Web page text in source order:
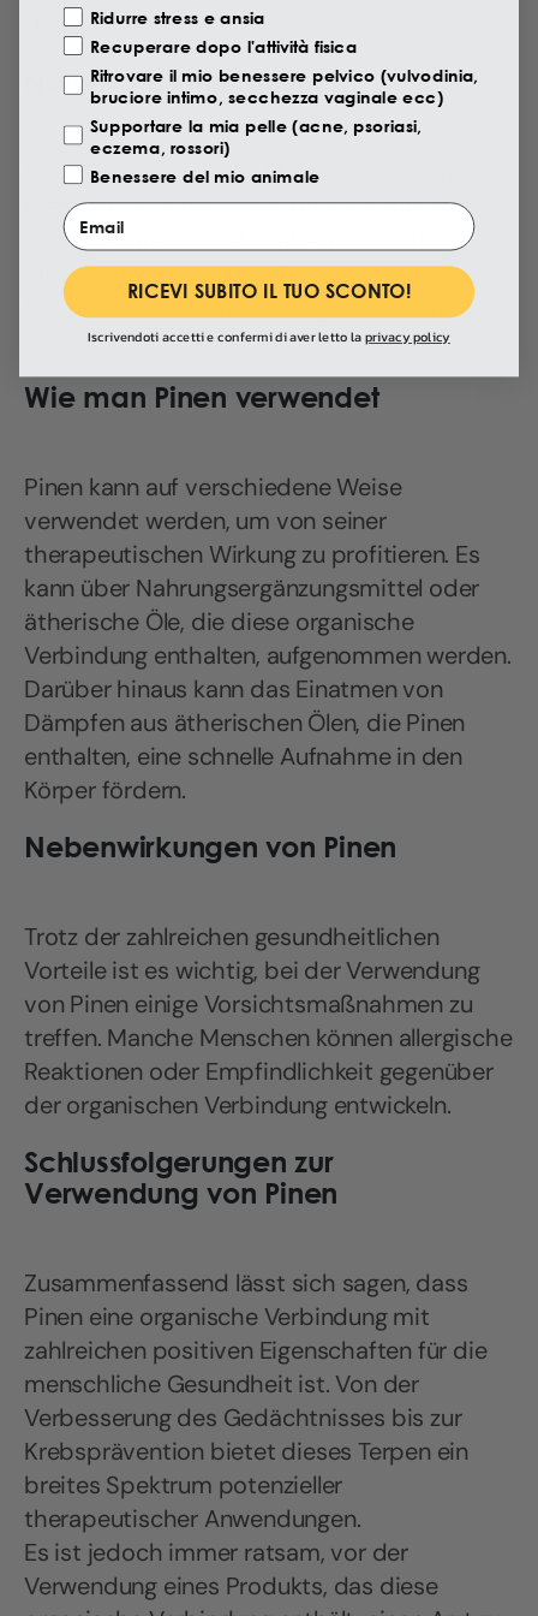
Untersuchungen erforderlich.
Natürliche Pinenquellen
Pinen kommt in vielen Pflanzen vor, darunter
Kiefer, Eukalyptus, Minze und Rosmarin. Aus
diesen Pflanzen wird häufig ätherisches
Pinenöl gewonnen, das für verschiedene
therapeutische Zwecke eingesetzt werden
Wie man Pinen verwendet
Pinen kann auf verschiedene Weise
verwendet werden, um von seiner
therapeutischen Wirkung zu profitieren. Es
kann über Nahrungsergänzungsmittel oder
ätherische Öle, die diese organische
Verbindung enthalten, aufgenommen werden.
Darüber hinaus kann das Einatmen von
Dämpfen aus ätherischen Ölen, die Pinen
enthalten, eine schnelle Aufnahme in den
Körper fördern.
Nebenwirkungen von Pinen
Trotz der zahlreichen gesundheitlichen
Vorteile ist es wichtig, bei der Verwendung
von Pinen einige Vorsichtsmaßnahmen zu
treffen. Manche Menschen können allergische
Reaktionen oder Empfindlichkeit gegenüber
der organischen Verbindung entwickeln.
Schlussfolgerungen zur
Verwendung von Pinen
Zusammenfassend lässt sich sagen, dass
Pinen eine organische Verbindung mit
zahlreichen positiven Eigenschaften für die
menschliche Gesundheit ist. Von der
Verbesserung des Gedächtnisses bis zur
Krebsprävention bietet dieses Terpen ein
breites Spektrum potenzieller
therapeutischer Anwendungen.
Es ist jedoch immer ratsam, vor der
Verwendung eines Produkts, das diese
Ridurre stress e ansia
Recuperare dopo l'attività fisica
Ritrovare il mio benessere pelvico (vulvodinia,
bruciore intimo, secchezza vaginale ecc)
Supportare la mia pelle (acne, psoriasi,
eczema, rossori)
Benessere del mio animale
Email
RICEVI SUBITO IL TUO SCONTO!
Iscrivendoti accetti e confermi di aver letto laprivacy policy